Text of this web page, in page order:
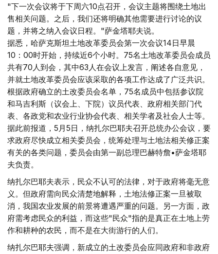
"下一次会议将于下周六10点召开，会议主题将围绕土地出
售相关问题。之后，我们还将明确其他需要进行讨论的议
题，并将之纳入会议日程。"萨金塔耶夫说。
据悉，哈萨克斯坦土地改革委员会第一次会议14日早晨
10：00时开始，持续近6个小时。75名土地改革委员会成员
共有70人到会，其中63人在会议上发言，阐述各自意见，
并就土地改革委员会应该采取的各项工作达成了广泛共识。
根据政府确立的土改委员会名单，75名成员中包括参议院
和马吉利斯（议会上、下院）议员代表、政府相关部门代
表、各政党和农业行业协会代表、相关学者及社会人士等。
据此前报道，5月5日，纳扎尔巴耶夫召开总统办公会议，要
求政府尽快成立相关委员会，统筹处理与土地法相关修正案
有关的各类问题，委员会由第一副总理巴赫特詹•萨金塔耶
夫负责。
纳扎尔巴耶夫表示，民众不认可的法律，对于政府将毫无意
义。但政府需向民众清楚地解释，土地法修正案一旦被取
消，我国农业发展的前景将遭遇严重的问题。另一方面，政
府需考虑民众的利益，而这些"民众"指的是真正在土地上劳
作和耕种的农民，而不是在大街游行的人们。
纳扎尔巴耶夫强调，新成立的土改委员会应同政府和非政府